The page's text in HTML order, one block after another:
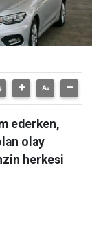
ederken,
olay
herkesi